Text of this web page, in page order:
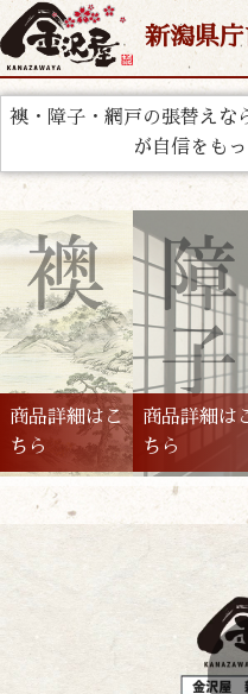
新潟県
襖・障子・網戸の張替えな
が自信をも
商品詳細はこ
ちら
商品詳細は
ちら